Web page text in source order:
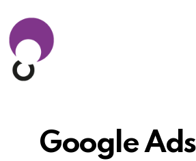
Google Ads